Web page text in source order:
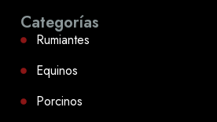
Categorías
Rumiantes
Equinos
Porcinos